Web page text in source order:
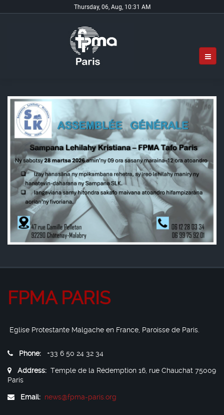
Thursday, 06, Aug, 10:31 AM
FPMA PARIS
Eglise Protestante Malgache en France, Paroisse de Paris.
Phone: +33 6 50 24 32 34
Address: Temple de la Rédemption 16, rue Chauchat 75009
Paris
Email: news@fpma-paris.org